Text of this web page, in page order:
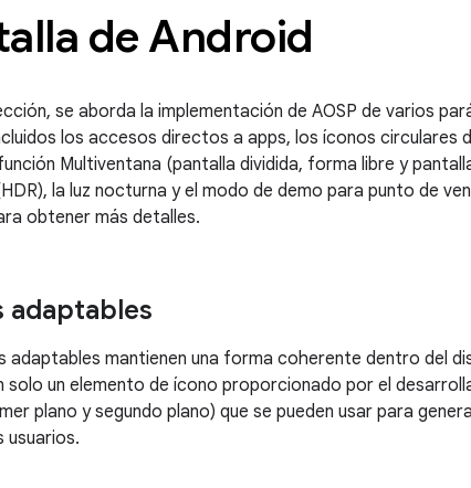
de Android
se aborda la implementación de AOSP de varios
los accesos directos a apps, los íconos circulares
Multiventana (pantalla dividida, forma libre y
la luz nocturna y el modo de demo para punto de
obtener más detalles.
adaptables
adaptables mantienen una forma coherente dentro del
un elemento de ícono proporcionado por el
plano y segundo plano) que se pueden usar para
usuarios.